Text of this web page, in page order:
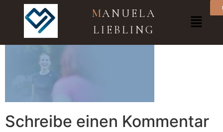
MANUELA
LIEBLING
outdoor2
Schreibe einen Kommentar